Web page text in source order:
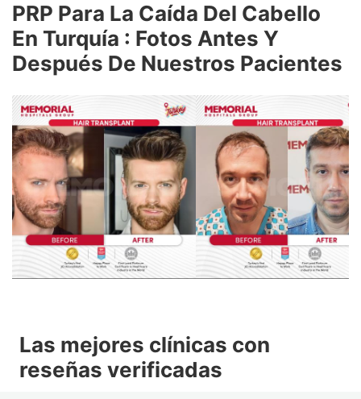
con trasplante capilar. Consulta nuestras opciones de
cirugía estética para alternativas complementarias.
Posibles resultados y efectos
secundarios de la terapia PRP
PRP Para La Caída Del Cabello
En Turquía : Fotos Antes Y
Después De Nuestros Pacientes
Las mejores clínicas con
reseñas verificadas